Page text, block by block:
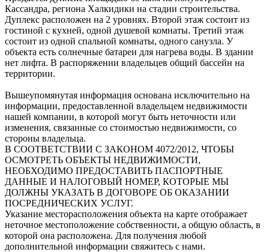
Кассандра, региона Халкидики на стадии строительства.
Дуплекс расположен на 2 уровнях. Второй этаж состоит из
гостиной с кухней, одной душевой комнаты. Третий этаж
состоит из одной спальной комнаты, одного санузла. У
объекта есть солнечные батареи для нагрева воды. В здании
нет лифта. В распоряжении владельцев общий бассейн на
территории.
Вышеупомянутая информация основана исключительно на
информации, предоставленной владельцем недвижимости
нашей компании, в которой могут быть неточности или
изменения, связанные со стоимостью недвижимости, со
стороны владельца.
В СООТВЕТСТВИИ С ЗАКОНОМ 4072/2012, ЧТОБЫ
ОСМОТРЕТЬ ОБЪЕКТЫ НЕДВИЖИМОСТИ,
НЕОБХОДИМО ПРЕДОСТАВИТЬ ПАСПОРТНЫЕ
ДАННЫЕ И НАЛОГОВЫЙ НОМЕР, КОТОРЫЕ МЫ
ДОЛЖНЫ УКАЗАТЬ В ДОГОВОРЕ ОБ ОКАЗАНИИ
ПОСРЕДНИЧЕСКИХ УСЛУГ.
Указание месторасположения объекта на карте отображает
неточное местоположение собственности, а общую область, в
которой она расположена. Для получения любой
дополнительной информации свяжитесь с нами.